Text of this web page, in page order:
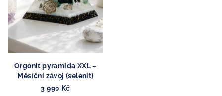
Orgonit pyramida XXL –
Měsíční závoj (selenit)
3 990 Kč